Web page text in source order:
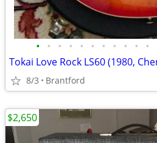
• • • • • • • • • • •
Tokai Love Rock LS60 (1980,
8/3 Brantford
$2,650